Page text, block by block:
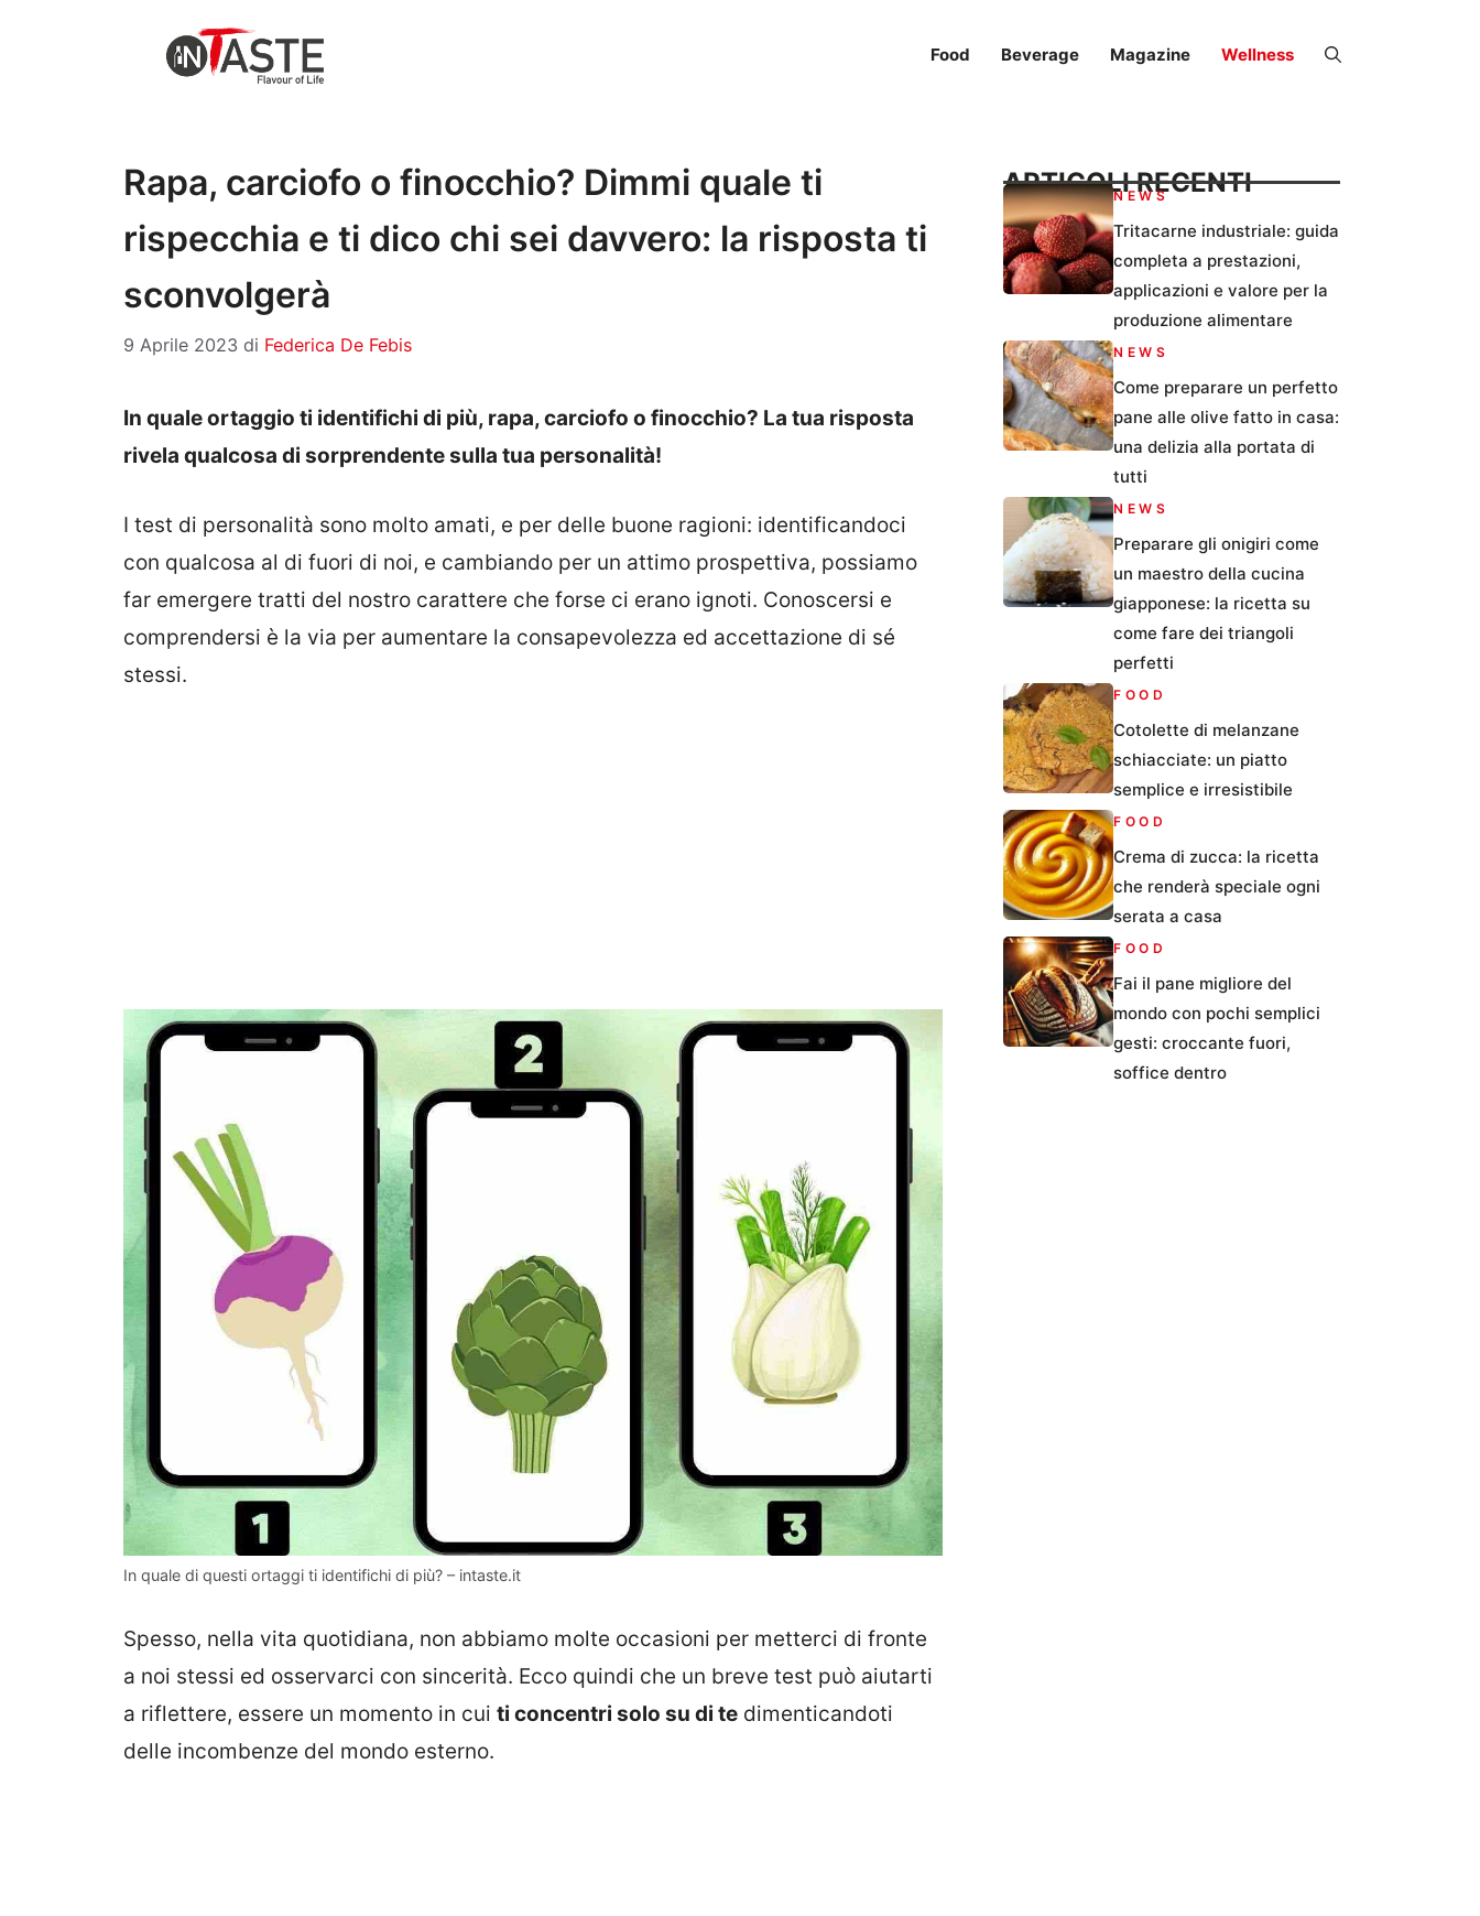
Food Beverage Magazine Wellness
Rapa, carciofo o finocchio? Dimmi quale ti
rispecchia e ti dico chi sei davvero: la risposta ti
sconvolgerà
9 Aprile 2023 di Federica De Febis
In quale ortaggio ti identifichi di più, rapa, carciofo o finocchio? La tua risposta
rivela qualcosa di sorprendente sulla tua personalità!
I test di personalità sono molto amati, e per delle buone ragioni: identificandoci
con qualcosa al di fuori di noi, e cambiando per un attimo prospettiva, possiamo
far emergere tratti del nostro carattere che forse ci erano ignoti. Conoscersi e
comprendersi è la via per aumentare la consapevolezza ed accettazione di sé
stessi.
In quale di questi ortaggi ti identifichi di più? – intaste.it
Spesso, nella vita quotidiana, non abbiamo molte occasioni per metterci di fronte
a noi stessi ed osservarci con sincerità. Ecco quindi che un breve test può aiutarti
a riflettere, essere un momento in cui ti concentri solo su di te dimenticandoti
delle incombenze del mondo esterno.
ARTICOLI RECENTI
NEWS
Tritacarne industriale: guida
completa a prestazioni,
applicazioni e valore per la
produzione alimentare
NEWS
Come preparare un perfetto
pane alle olive fatto in casa:
una delizia alla portata di
tutti
NEWS
Preparare gli onigiri come
un maestro della cucina
giapponese: la ricetta su
come fare dei triangoli
perfetti
FOOD
Cotolette di melanzane
schiacciate: un piatto
semplice e irresistibile
FOOD
Crema di zucca: la ricetta
che renderà speciale ogni
serata a casa
FOOD
Fai il pane migliore del
mondo con pochi semplici
gesti: croccante fuori,
soffice dentro